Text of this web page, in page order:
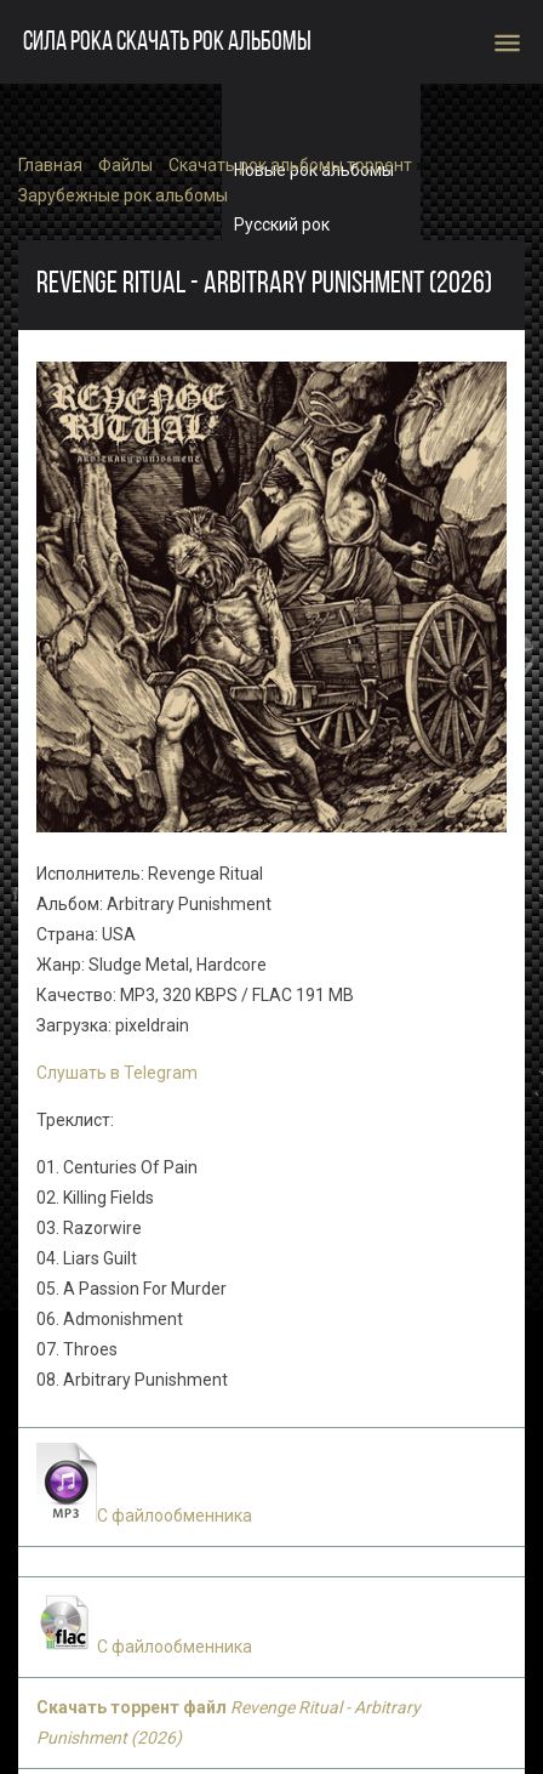
СИЛА РОКА СКАЧАТЬ РОК АЛЬБОМЫ menu
Новые рок альбомы
Русский рок
Зарубежный рок
Single
Рок альбомы
Главная»Файлы»Скачать рок альбомы торрент »
Зарубежные рок альбомы
REVENGE RITUAL - ARBITRARY PUNISHMENT (2026)
Исполнитель: Revenge Ritual
Альбом: Arbitrary Punishment
Страна: USA
Жанр: Sludge Metal, Hardcore
Качество: MP3, 320 KBPS / FLAC 191 MB
Загрузка: pixeldrain
Слушать в Telegram
Треклист:
01. Centuries Of Pain
02. Killing Fields
03. Razorwire
04. Liars Guilt
05. A Passion For Murder
06. Admonishment
07. Throes
08. Arbitrary Punishment
С файлообменника
С файлообменника
Скачать торрент файл Revenge Ritual - Arbitrary
Punishment (2026)